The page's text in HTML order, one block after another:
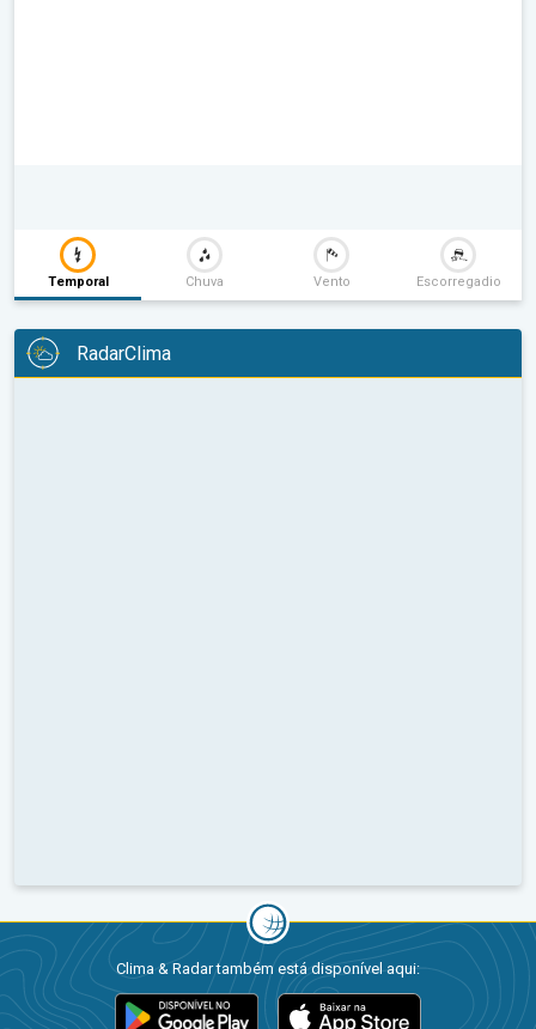
Temporal Chuva Vento Escorregadio
RadarClima
Clima & Radar também está disponível aqui: